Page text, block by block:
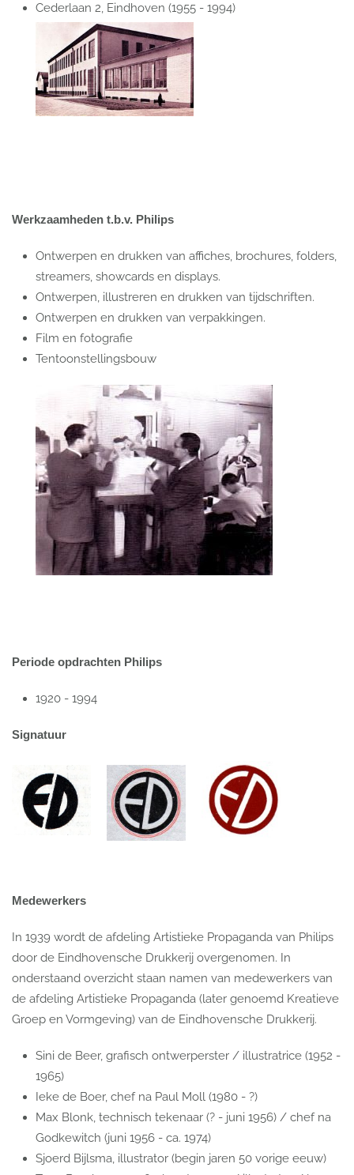
Cederlaan 2, Eindhoven (1955 - 1994)
Werkzaamheden t.b.v. Philips
Ontwerpen en drukken van affiches, brochures, folders,
streamers, showcards en displays.
Ontwerpen, illustreren en drukken van tijdschriften.
Ontwerpen en drukken van verpakkingen.
Film en fotografie
Tentoonstellingsbouw
Periode opdrachten Philips
1920 - 1994
Signatuur
Medewerkers
In 1939 wordt de afdeling Artistieke Propaganda van Philips
door de Eindhovensche Drukkerij overgenomen. In
onderstaand overzicht staan namen van medewerkers van
de afdeling Artistieke Propaganda (later genoemd Kreatieve
Groep en Vormgeving) van de Eindhovensche Drukkerij.
Sini de Beer, grafisch ontwerperster / illustratrice (1952 -
1965)
Ieke de Boer, chef na Paul Moll (1980 - ?)
Max Blonk, technisch tekenaar (? - juni 1956) / chef na
Godkewitch (juni 1956 - ca. 1974)
Sjoerd Bijlsma, illustrator (begin jaren 50 vorige eeuw)